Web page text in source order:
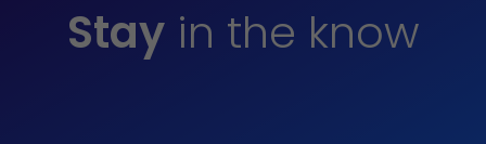
Stayin the know